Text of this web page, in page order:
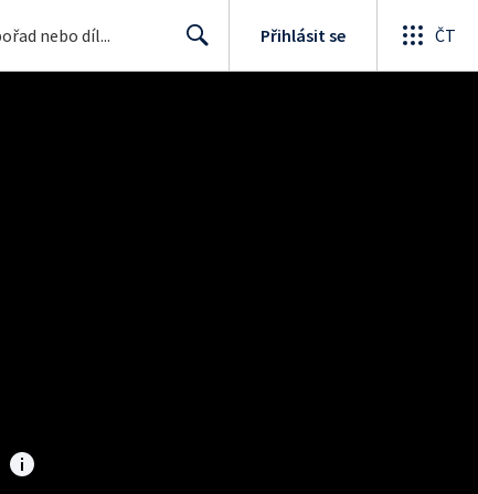
Přihlásit se ČT